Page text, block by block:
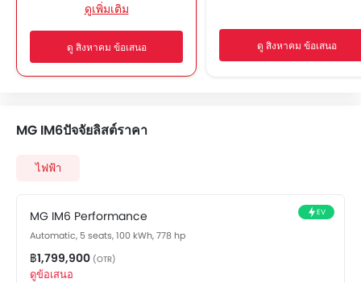
ระบบนำทาง
เบาะนั่งปรับระดับได้
ระบบเครื่องเสียงวิทยุ FM/AM
ช่องเชื่อมต่อ USB และ/หรือ AUX
ระบบปรับอากาศอัตโนมัติ
ที่วางแก้วน้ำด้านหน้า
แผงบังแดดพร้อมกระจกแต่งหน้า
ที่วางขวดน้ำ
ระบบควบคุมความเร็วอัตโนมัติ
ดูเพิ่มเติม
ดู สิงหาคม ข้อเสนอ ดู สิงหาคม ข้อเสนอ
MG IM6ปัจจัยลิสต์ราคา
ไฟฟ้า
MG IM6 Performance EV
Automatic, 5 seats, 100 kWh, 778 hp
฿1,799,900 (OTR)
ดูข้อเสนอ